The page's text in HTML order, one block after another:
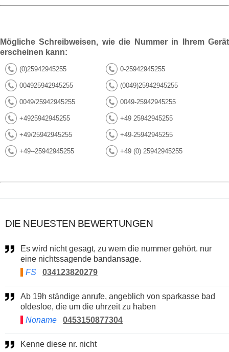
Mögliche Schreibweisen, wie die Nummer in Ihrem Gerät
erscheinen kann:
(0)25942945255 0-25942945255
004925942945255 (0049)25942945255
0049/25942945255 0049-25942945255
+4925942945255 +49 25942945255
+49/25942945255 +49-25942945255
+49--25942945255 +49 (0) 25942945255
DIE NEUESTEN BEWERTUNGEN
Es wird nicht gesagt, zu wem die nummer gehört. nur
eine nichtssagende bandansage.
FS
034123820279
Ab 19h ständige anrufe, angeblich von sparkasse bad
oldesloe, die um die uhrzeit zu haben
Noname
0453150877304
Kenne diese nr. nicht